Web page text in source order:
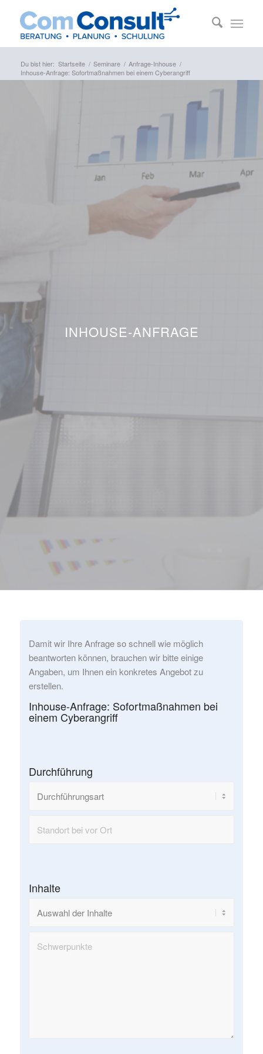
Du bist hier: Startseite / Seminare / Anfrage-Inhouse /
Inhouse-Anfrage: Sofortmaßnahmen bei einem Cyberangriff
INHOUSE-ANFRAGE
Damit wir Ihre Anfrage so schnell wie möglich
beantworten können, brauchen wir bitte einige
Angaben, um Ihnen ein konkretes Angebot zu
erstellen.
Inhouse-Anfrage: Sofortmaßnahmen bei
einem Cyberangriff
Durchführung
Inhalte